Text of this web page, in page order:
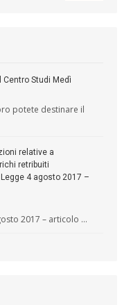
Studi Medì
potete destinare il
relative a
retribuiti
4 agosto 2017 –
2017 – articolo …